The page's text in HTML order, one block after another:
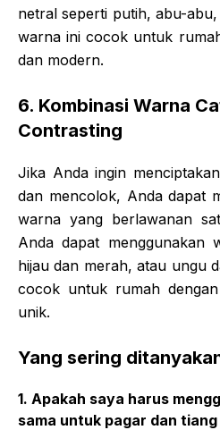
netral seperti putih, abu-
warna ini cocok untuk
dan modern.
6. Kombinasi Warna
Contrasting
Jika Anda ingin
dan mencolok, Anda dapat
warna yang berlawanan
Anda dapat menggunakan
hijau dan merah, atau ungu
cocok untuk rumah
unik.
Yang sering
1. Apakah saya harus
sama untuk pagar dan